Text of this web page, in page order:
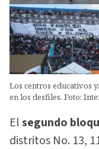
Los centros educativos
en los desfiles. Foto:
Elsegundo
distritos No. 13,